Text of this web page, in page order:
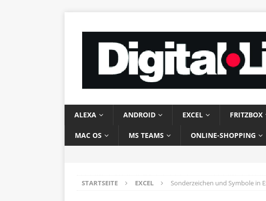
ALEXA ANDROID EXCEL FRITZBOX
MAC OS MS TEAMS ONLINE-SHOPPING
STARTSEITE EXCEL Sonder­zeichen und Symbole in